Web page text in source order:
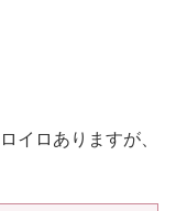
イロありますが、